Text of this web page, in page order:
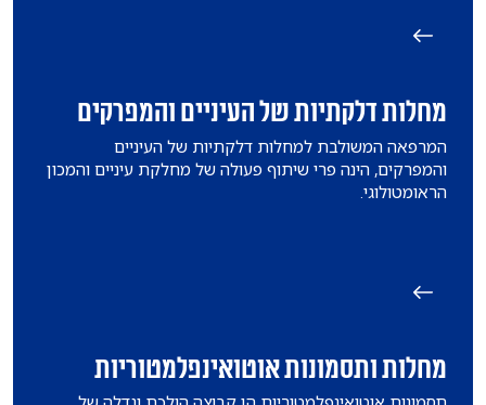
מחלות דלקתיות של העיניים והמפרקים
המרפאה המשולבת למחלות דלקתיות של העיניים
והמפרקים, הינה פרי שיתוף פעולה של מחלקת עיניים והמכון
הראומטולוגי.
מחלות ותסמונות אוטואינפלמטוריות